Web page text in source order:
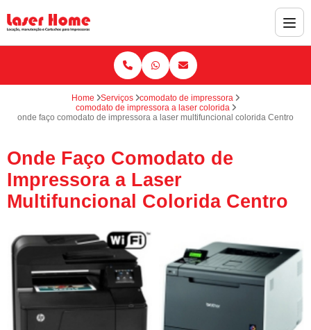
Home Serviços
comodato de impressora
comodato de impressora a laser colorida
onde faço comodato de impressora a laser multifuncional colorida Centro
Onde Faço Comodato de
Impressora a Laser
Multifuncional Colorida Centro